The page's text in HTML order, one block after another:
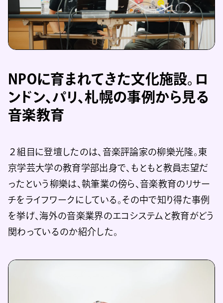
NPOに育まれてきた文化施設。ロ
ンドン、パリ、札幌の事例から見る
音楽教育
２組目に登壇したのは、音楽評論家の柳樂光隆。東
京学芸大学の教育学部出身で、もともと教員志望だ
ったという柳樂は、執筆業の傍ら、音楽教育のリサー
チをライフワークにしている。その中で知り得た事例
を挙げ、海外の音楽業界のエコシステムと教育がどう
関わっているのか紹介した。